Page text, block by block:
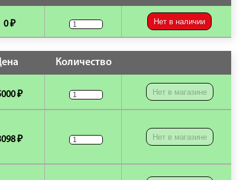
0 ₽ Нет в наличии
Количество
₽ Нет в магазине
₽ Нет в магазине